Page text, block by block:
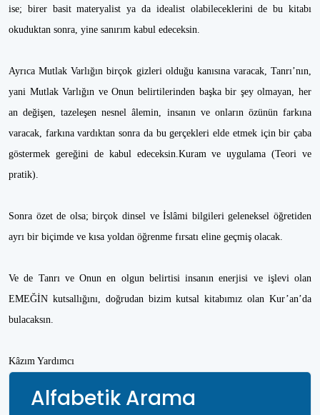
ise; birer basit materyalist ya da idealist olabileceklerini de bu kitabı
okuduktan sonra, yine sanırım kabul edeceksin.
Ayrıca Mutlak Varlığın birçok gizleri olduğu kanısına varacak, Tanrı’nın,
yani Mutlak Varlığın ve Onun belirtilerinden başka bir şey olmayan, her
an değişen, tazeleşen nesnel âlemin, insanın ve onların özünün farkına
varacak, farkına vardıktan sonra da bu gerçekleri elde etmek için bir çaba
göstermek gereğini de kabul edeceksin.Kuram ve uygulama (Teori ve
pratik).
Sonra özet de olsa; birçok dinsel ve İslâmi bilgileri geleneksel öğretiden
ayrı bir biçimde ve kısa yoldan öğrenme fırsatı eline geçmiş olacak.
Ve de Tanrı ve Onun en olgun belirtisi insanın enerjisi ve işlevi olan
EMEĞİN kutsallığını, doğrudan bizim kutsal kitabımız olan Kur’an’da
bulacaksın.
Kâzım Yardımcı
Alfabetik Arama